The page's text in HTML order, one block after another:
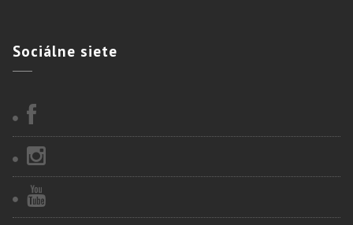
Sociálne siete